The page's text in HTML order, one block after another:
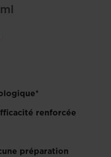
renforcée
préparation